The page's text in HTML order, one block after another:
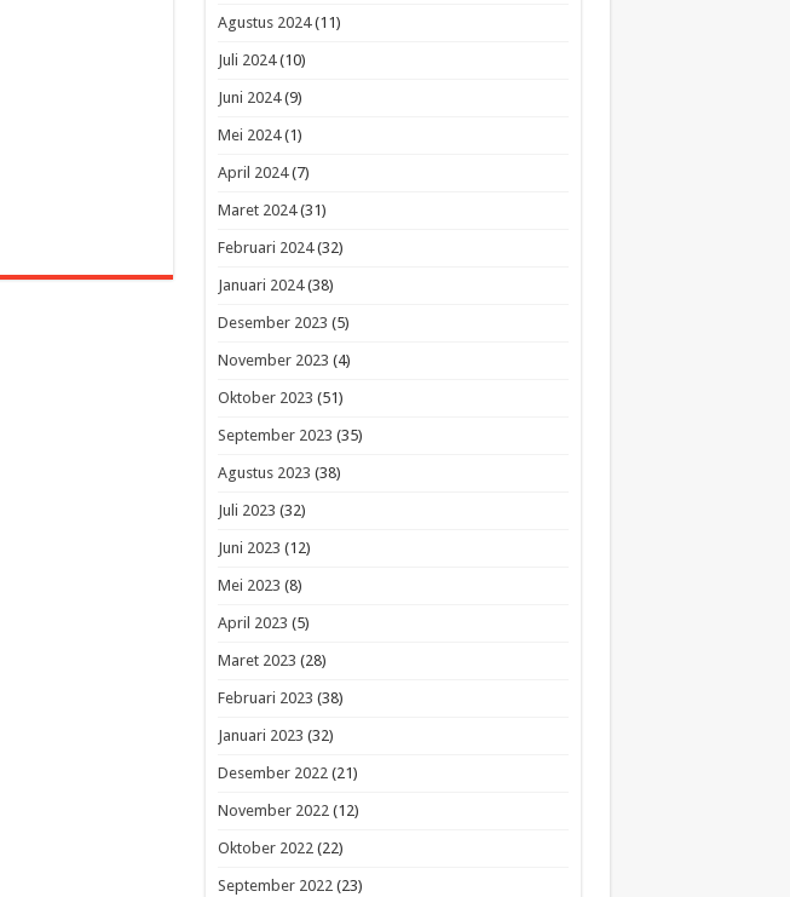
Agustus 2024(11)
Juli 2024(10)
Juni 2024(9)
Mei 2024(1)
April 2024(7)
Maret 2024(31)
Februari 2024(32)
Januari 2024(38)
Desember 2023 (5)
November 2023 (4)
Oktober 2023 (51)
September 2023 (35)
Agustus 2023 (38)
Juli 2023 (32)
Juni 2023 (12)
Mei 2023 (8)
April 2023 (5)
Maret 2023 (28)
Februari 2023 (38)
Januari 2023 (32)
Desember 2022(21)
November 2022(12)
Oktober 2022(22)
September 2022(23)